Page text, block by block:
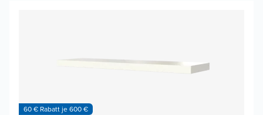
60 € Rabatt je 600 €